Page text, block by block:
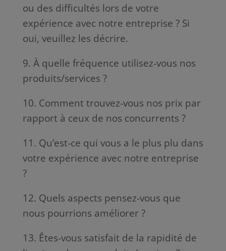
ou des difficultés lors de votre
expérience avec notre entreprise ? Si
oui, veuillez les décrire.
9. À quelle fréquence utilisez-vous nos
produits/services ?
10. Comment trouvez-vous nos prix par
rapport à ceux de nos concurrents ?
11. Qu’est-ce qui vous a le plus plu dans
votre expérience avec notre entreprise
?
12. Quels aspects pensez-vous que
nous pourrions améliorer ?
13. Êtes-vous satisfait de la rapidité de